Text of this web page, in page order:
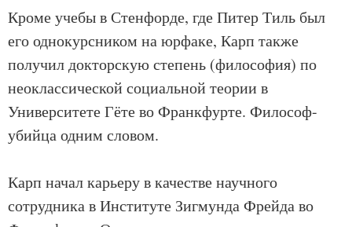
Кроме учебы в Стенфорде, где Питер Тиль был
его однокурсником на юрфаке, Карп также
получил докторскую степень (философия) по
неоклассической социальной теории в
Университете Гёте во Франкфурте. Философ-
убийца одним словом.
Карп начал карьеру в качестве научного
сотрудника в Институте Зигмунда Фрейда во